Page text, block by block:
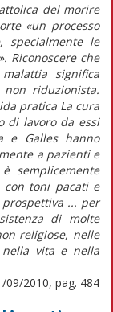
del morire
«un processo
specialmente le
Riconoscere che
significa
riduzionista.
pratica La cura
di lavoro da essi
e Galles hanno
a pazienti e
semplicemente
toni pacati e
... per
di molte
religiose, nelle
vita e nella
09/2010, pag. 484